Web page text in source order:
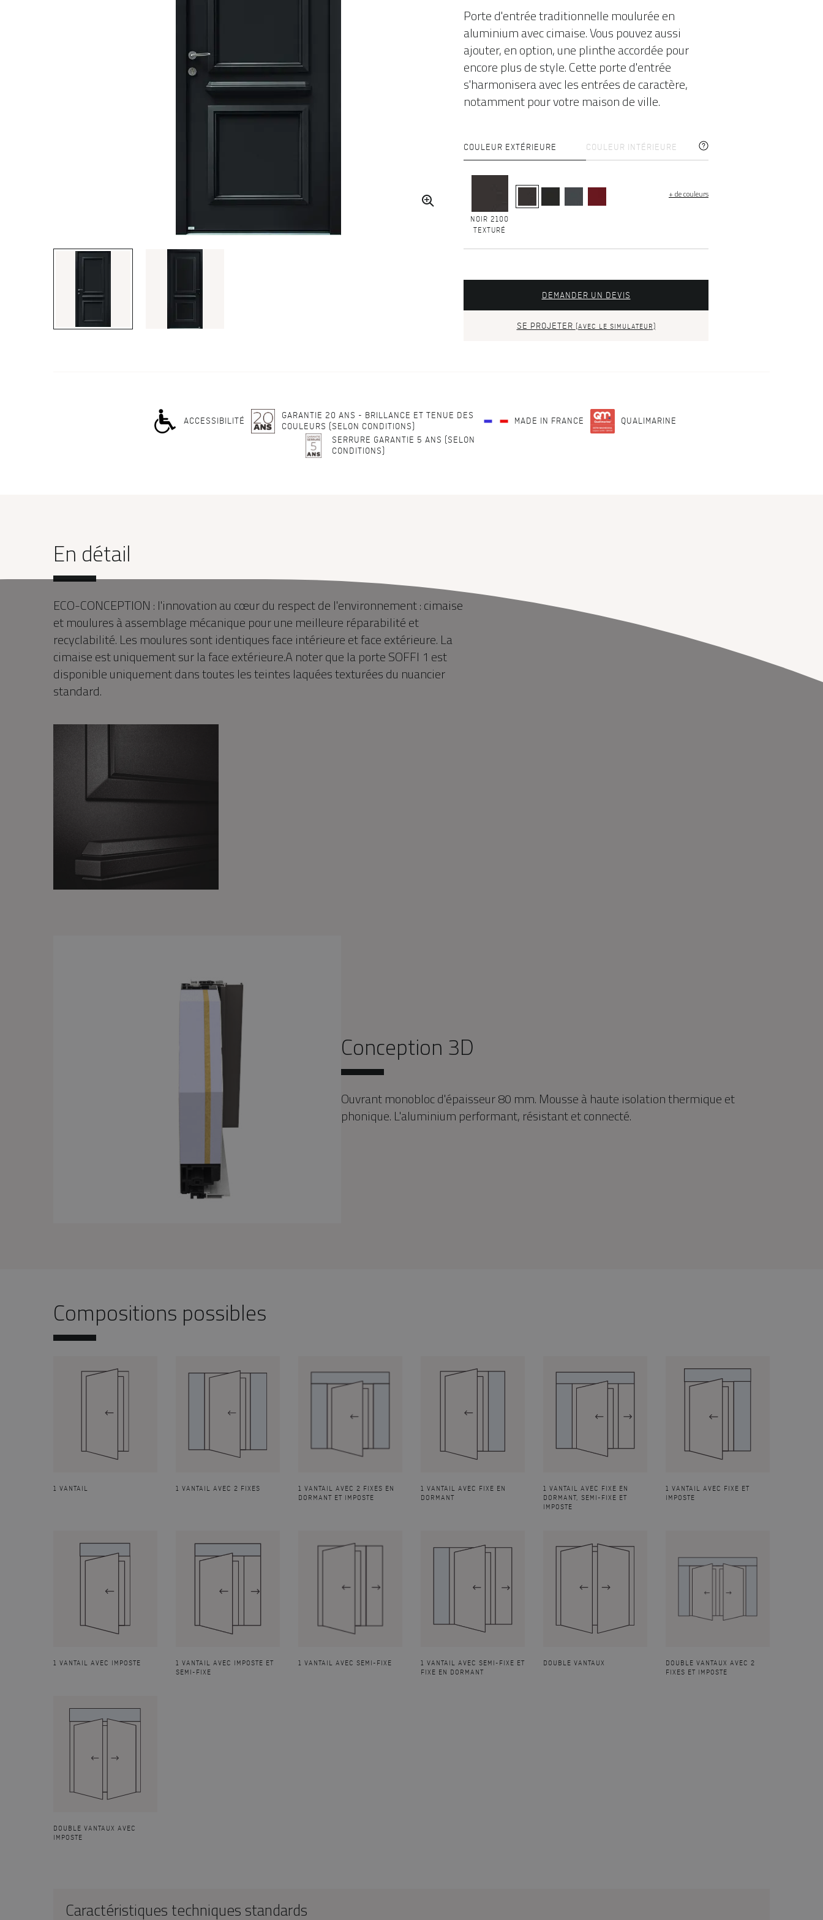
Porte d'entrée traditionnelle moulurée en
aluminium avec cimaise. Vous pouvez aussi
ajouter, en option, une plinthe accordée pour
encore plus de style. Cette porte d'entrée
s'harmonisera avec les entrées de caractère,
notamment pour votre maison de ville.
COULEUR EXTÉRIEURE COULEUR INTÉRIEURE
NOIR 2100
TEXTURÉ
+ de couleurs
DEMANDER UN DEVIS
SE PROJETER (AVEC LE SIMULATEUR)
ACCESSIBILITÉ
GARANTIE 20 ANS - BRILLANCE ET TENUE DES
COULEURS (SELON CONDITIONS)
MADE IN FRANCE QUALIMARINE
SERRURE GARANTIE 5 ANS (SELON
CONDITIONS)
En détail
ECO-CONCEPTION : l'innovation au cœur du respect de l'environnement : cimaise
et moulures à assemblage mécanique pour une meilleure réparabilité et
recyclabilité. Les moulures sont identiques face intérieure et face extérieure. La
cimaise est uniquement sur la face extérieure.A noter que la porte SOFFI 1 est
disponible uniquement dans toutes les teintes laquées texturées du nuancier
standard.
Conception 3D
Ouvrant monobloc d'épaisseur 80 mm. Mousse à haute isolation thermique et
phonique. L'aluminium performant, résistant et connecté.
Compositions possibles
1 VANTAIL 1 VANTAIL AVEC 2 FIXES
1 VANTAIL AVEC 2 FIXES EN
DORMANT ET IMPOSTE
1 VANTAIL AVEC FIXE EN
DORMANT
1 VANTAIL AVEC FIXE EN
DORMANT, SEMI-FIXE ET
IMPOSTE
1 VANTAIL AVEC FIXE ET
IMPOSTE
1 VANTAIL AVEC IMPOSTE
1 VANTAIL AVEC IMPOSTE ET
SEMI-FIXE
1 VANTAIL AVEC SEMI-FIXE
1 VANTAIL AVEC SEMI-FIXE ET
FIXE EN DORMANT
DOUBLE VANTAUX
DOUBLE VANTAUX AVEC 2
FIXES ET IMPOSTE
DOUBLE VANTAUX AVEC
IMPOSTE
Caractéristiques techniques standards